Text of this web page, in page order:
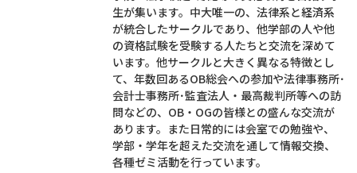
生が集います。中大唯一の、法律系と経済系
が統合したサークルであり、他学部の人や他
の資格試験を受験する人たちと交流を深めて
います。他サークルと大きく異なる特徴とし
て、年数回あるOB総会への参加や法律事務所･
会計士事務所･監査法人・最高裁判所等への訪
問などの、OB・OGの皆様との盛んな交流が
あります。また日常的には会室での勉強や、
学部・学年を超えた交流を通して情報交換、
各種ゼミ活動を行っています。